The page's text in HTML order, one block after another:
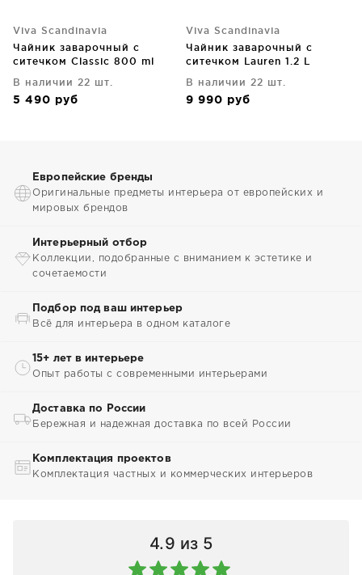
Viva Scandinavia
Чайник заварочный с
ситечком Classic 800 ml
В наличии 22 шт.
5 490 руб
Viva Scandinavia
Чайник заварочный с
ситечком Lauren 1.2 L
В наличии 22 шт.
9 990 руб
Европейские бренды
Оригинальные предметы интерьера от европейских и
мировых брендов
Интерьерный отбор
Коллекции, подобранные с вниманием к эстетике и
сочетаемости
Подбор под ваш интерьер
Всё для интерьера в одном каталоге
15+ лет в интерьере
Опыт работы с современными интерьерами
Доставка по России
Бережная и надежная доставка по всей России
Комплектация проектов
Комплектация частных и коммерческих интерьеров
4.9 из 5